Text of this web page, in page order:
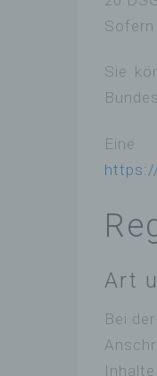
Sie
Eine
Art
Bei